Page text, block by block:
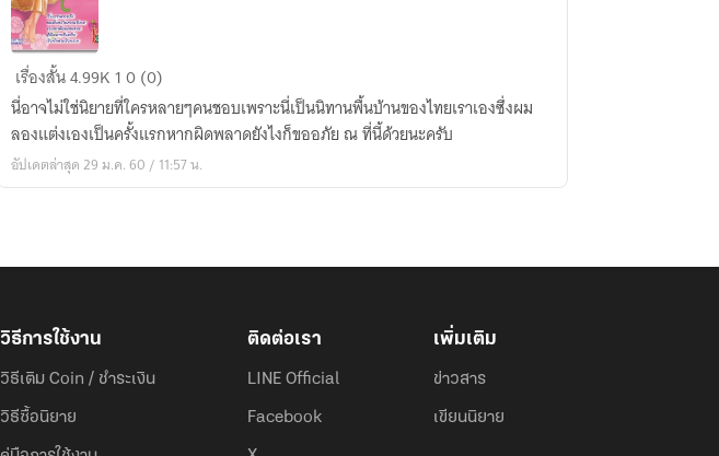
โสน
น้อย
เรือน
งาม
เรื่องสั้น4.99K 10 (0)
นี่อาจไม่ใช่นิยายที่ใครหลายๆคนชอบเพราะนี่เป็นนิทานพื้นบ้านของไทยเราเองซึ่งผม
ลองแต่งเองเป็นครั้งแรกหากผิดพลาดยังไงก็ขออภัย ณ ที่นี้ด้วยนะครับ
อัปเดตล่าสุด 29 ม.ค. 60 / 11:57 น.
วิธีการใช้งาน
วิธีเติม Coin / ชำระเงิน
วิธีซื้อนิยาย
ติดต่อเรา
LINE Official
Facebook
เพิ่มเติม
ข่าวสาร
เขียนนิยาย